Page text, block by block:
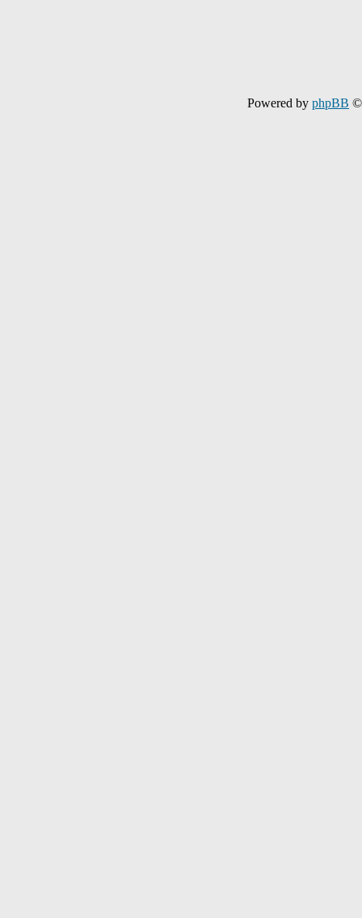
Powered by phpBB ©